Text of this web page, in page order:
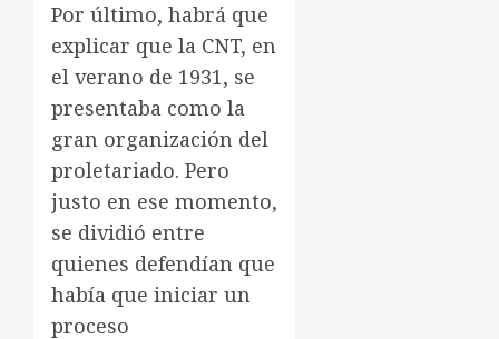
Por último, habrá que
explicar que la CNT, en
el verano de 1931, se
presentaba como la
gran organización del
proletariado. Pero
justo en ese momento,
se dividió entre
quienes defendían que
había que iniciar un
proceso